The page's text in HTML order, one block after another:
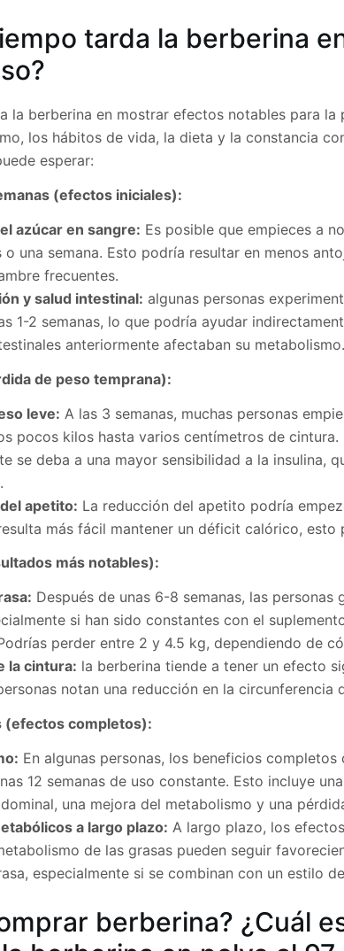
tarda la berberina
la berberina en mostrar efectos notables para
los hábitos de vida, la dieta y la constancia
esperar:
(efectos iniciales):
azúcar en sangre: Es posible que empieces a
o una semana. Esto podría resultar en menos
frecuentes.
y salud intestinal: algunas personas
1-2 semanas, lo que podría ayudar
anteriormente afectaban su metabolismo.
de peso temprana):
leve: A las 3 semanas, muchas personas
pocos kilos hasta varios centímetros de
se deba a una mayor sensibilidad a la insulina,
apetito: La reducción del apetito podría
más fácil mantener un déficit calórico, esto
más notables):
Después de unas 6-8 semanas, las
si han sido constantes con el
perder entre 2 y 4.5 kg, dependiendo de
la cintura: la berberina tiende a tener un efecto
notan una reducción en la circunferencia
(efectos completos):
En algunas personas, los beneficios
12 semanas de uso constante. Esto incluye
una mejora del metabolismo y una
a largo plazo: A largo plazo, los
de las grasas pueden seguir
especialmente si se combinan con un estilo
berberina? ¿Cuál